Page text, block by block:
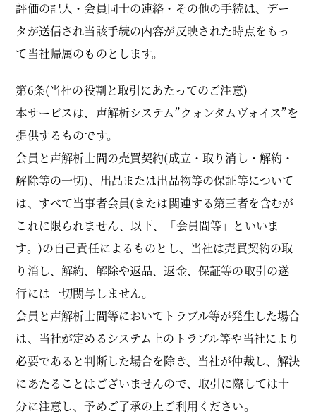
評価の記入・会員同士の連絡・その他の手続は、デー
タが送信され当該手続の内容が反映された時点をもっ
て当社帰属のものとします。
第6条(当社の役割と取引にあたってのご注意)
本サービスは、声解析システム”クォンタムヴォイス”を
提供するものです。
会員と声解析士間の売買契約(成立・取り消し・解約・
解除等の一切)、出品または出品物等の保証等について
は、すべて当事者会員(または関連する第三者を含むが
これに限られません、以下、「会員間等」といいま
す。)の自己責任によるものとし、当社は売買契約の取
り消し、解約、解除や返品、返金、保証等の取引の遂
行には一切関与しません。
会員と声解析士間等においてトラブル等が発生した場合
は、当社が定めるシステム上のトラブル等や当社により
必要であると判断した場合を除き、当社が仲裁し、解決
にあたることはございませんので、取引に際しては十
分に注意し、予めご了承の上ご利用ください。